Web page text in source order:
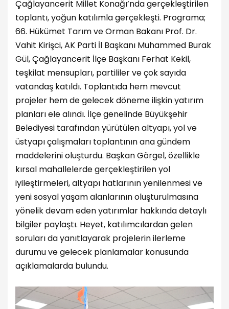
Çağlayancerit Millet Konağı’nda gerçekleştirilen
toplantı, yoğun katılımla gerçekleşti. Programa;
66. Hükümet Tarım ve Orman Bakanı Prof. Dr.
Vahit Kirişci, AK Parti İl Başkanı Muhammed Burak
Gül, Çağlayancerit İlçe Başkanı Ferhat Kekil,
teşkilat mensupları, partililer ve çok sayıda
vatandaş katıldı. Toplantıda hem mevcut
projeler hem de gelecek döneme ilişkin yatırım
planları ele alındı. İlçe genelinde Büyükşehir
Belediyesi tarafından yürütülen altyapı, yol ve
üstyapı çalışmaları toplantının ana gündem
maddelerini oluşturdu. Başkan Görgel, özellikle
kırsal mahallelerde gerçekleştirilen yol
iyileştirmeleri, altyapı hatlarının yenilenmesi ve
yeni sosyal yaşam alanlarının oluşturulmasına
yönelik devam eden yatırımlar hakkında detaylı
bilgiler paylaştı. Heyet, katılımcılardan gelen
soruları da yanıtlayarak projelerin ilerleme
durumu ve gelecek planlamalar konusunda
açıklamalarda bulundu.